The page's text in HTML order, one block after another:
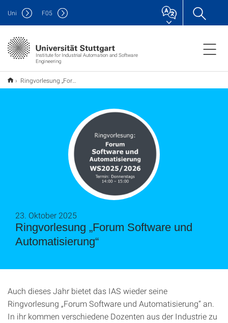
Institute for Industrial Automation and Software
Engineering
Uni F05
Ringvorlesung „Forum Software und Automatisierung“
Ringvorlesung „Forum Software und
Automatisierung“
23. Oktober 2025
Auch dieses Jahr bietet das IAS wieder seine
Ringvorlesung „Forum Software und Automatisierung“ an.
In ihr kommen verschiedene Dozenten aus der Industrie zu